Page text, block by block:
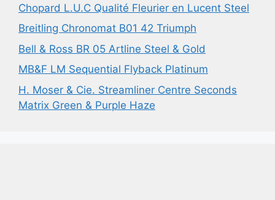
Chopard L.U.C Qualité Fleurier en Lucent Steel
Breitling Chronomat B01 42 Triumph
Bell & Ross BR 05 Artline Steel & Gold
MB&F LM Sequential Flyback Platinum
H. Moser & Cie. Streamliner Centre Seconds
Matrix Green & Purple Haze